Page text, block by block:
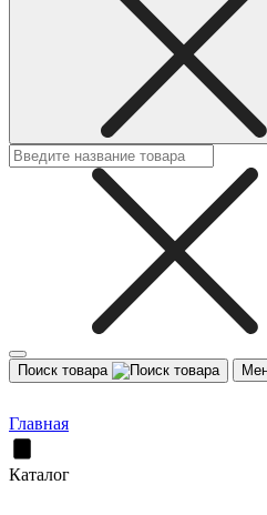
Поиск товара
Главная
Каталог